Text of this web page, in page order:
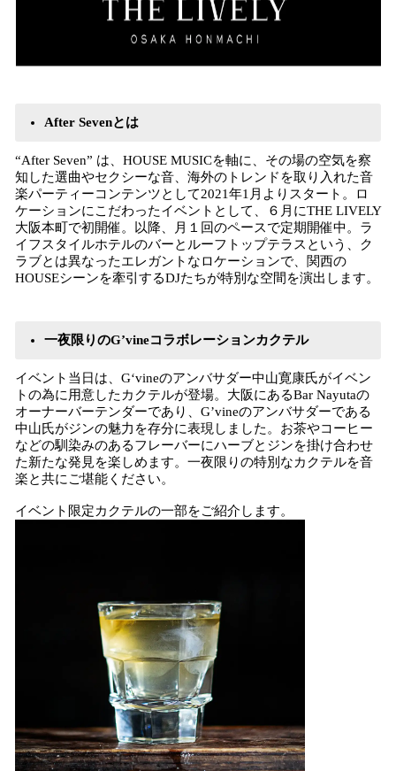
After Sevenとは
“After Seven” は、HOUSE MUSICを軸に、その場の空気を察
知した選曲やセクシーな音、海外のトレンドを取り入れた音
楽パーティーコンテンツとして2021年1月よりスタート。ロ
ケーションにこだわったイベントとして、６月にTHE LIVELY
大阪本町で初開催。以降、月１回のペースで定期開催中。ラ
イフスタイルホテルのバーとルーフトップテラスという、ク
ラブとは異なったエレガントなロケーションで、関西の
HOUSEシーンを牽引するDJたちが特別な空間を演出します。
一夜限りのG’vineコラボレーションカクテル
イベント当日は、G‘vineのアンバサダー中山寛康氏がイベン
トの為に用意したカクテルが登場。大阪にあるBar Nayutaの
オーナーバーテンダーであり、G’vineのアンバサダーである
中山氏がジンの魅力を存分に表現しました。お茶やコーヒー
などの馴染みのあるフレーバーにハーブとジンを掛け合わせ
た新たな発見を楽しめます。一夜限りの特別なカクテルを音
楽と共にご堪能ください。
イベント限定カクテルの一部をご紹介します。